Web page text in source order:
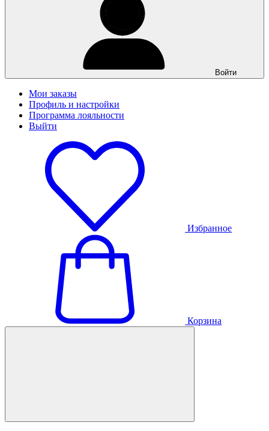
Войти
Мои заказы
Профиль и настройки
Программа лояльности
Выйти
Избранное
Корзина